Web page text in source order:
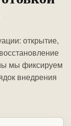
открытие,
мы фиксируем
внедрения